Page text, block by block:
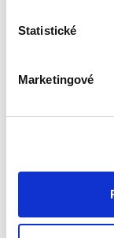
Statistické
Marketingové
340,00 Kč